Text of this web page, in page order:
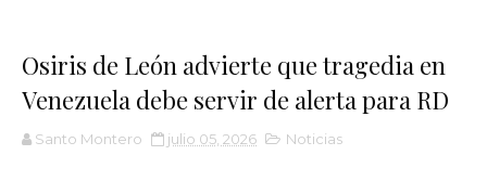
Osiris de León advierte que tragedia en
Venezuela debe servir de alerta para RD
Santo Montero julio 05, 2026 Noticias